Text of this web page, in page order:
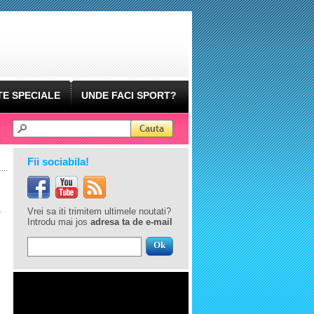
SPECIALE UNDE FACI SPORT?
Fii sociabila!
Vrei sa iti trimitem ultimele noutati?
Introdu mai jos adresa ta de e-mail